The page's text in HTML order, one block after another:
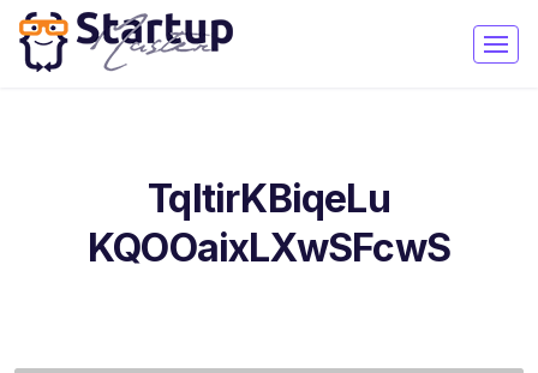
TqItirKBiqeLu
KQOOaixLXwSFcwS